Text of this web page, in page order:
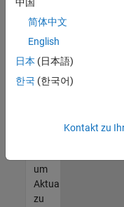
können,
die
Ihren
entsprechen,
werden
unseres
um
Aktualisierungen
zu
中国
简体中文
English
日本 (日本語)
한국 (한국어)
Kontakt zu